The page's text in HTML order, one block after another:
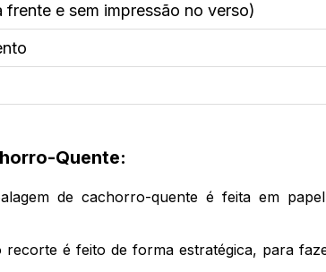
e sem impressão no verso)
Quente:
de cachorro-quente é feita em
é feito de forma estratégica, para